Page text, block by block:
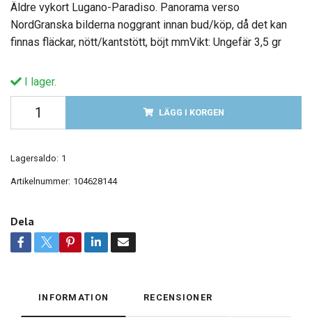
Äldre vykort Lugano-Paradiso. Panorama verso
NordGranska bilderna noggrant innan bud/köp, då det kan
finnas fläckar, nött/kantstött, böjt mmVikt: Ungefär 3,5 gr
I lager.
LÄGG I KORGEN
Lagersaldo: 1
Artikelnummer: 104628144
Dela
INFORMATION RECENSIONER